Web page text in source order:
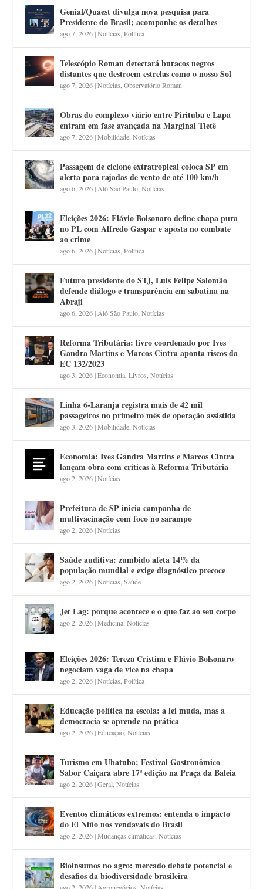
Genial/Quaest divulga nova pesquisa para
Presidente do Brasil; acompanhe os detalhes
ago 7, 2026|Notícias ,Política
Telescópio Roman detectará buracos negros
distantes que destroem estrelas como o nosso Sol
ago 7, 2026|Notícias ,Observatório Roman
Obras do complexo viário entre Pirituba e Lapa
entram em fase avançada na Marginal Tietê
ago 7, 2026|Mobilidade ,Notícias
Passagem de ciclone extratropical coloca SP em
alerta para rajadas de vento de até 100 km/h
ago 6, 2026| Alô São Paulo ,Notícias
Eleições 2026: Flávio Bolsonaro define chapa pura
no PL com Alfredo Gaspar e aposta no combate
ao crime
ago 6, 2026|Notícias ,Política
Futuro presidente do STJ, Luis Felipe Salomão
defende diálogo e transparência em sabatina na
Abraji
ago 6, 2026| Alô São Paulo ,Notícias
Reforma Tributária: livro coordenado por Ives
Gandra Martins e Marcos Cintra aponta riscos da
EC 132/2023
ago 3, 2026|Economia ,Livros ,Notícias
Linha 6-Laranja registra mais de 42 mil
passageiros no primeiro mês de operação assistida
ago 3, 2026|Mobilidade ,Notícias
Economia: Ives Gandra Martins e Marcos Cintra
lançam obra com críticas à Reforma Tributária
ago 2, 2026|Notícias
Prefeitura de SP inicia campanha de
multivacinação com foco no sarampo
ago 2, 2026|Notícias
Saúde auditiva: zumbido afeta 14% da
população mundial e exige diagnóstico precoce
ago 2, 2026|Notícias ,Saúde
Jet Lag: porque acontece e o que faz ao seu corpo
ago 2, 2026|Medicina ,Notícias
Eleições 2026: Tereza Cristina e Flávio Bolsonaro
negociam vaga de vice na chapa
ago 2, 2026|Notícias ,Política
Educação política na escola: a lei muda, mas a
democracia se aprende na prática
ago 2, 2026|Educação ,Notícias
Turismo em Ubatuba: Festival Gastronômico
Sabor Caiçara abre 17ª edição na Praça da Baleia
ago 2, 2026|Geral ,Notícias
Eventos climáticos extremos: entenda o impacto
do El Niño nos vendavais do Brasil
ago 2, 2026|Mudanças climáticas ,Notícias
Bioinsumos no agro: mercado debate potencial e
desafios da biodiversidade brasileira
ago 2, 2026| Agronegócios ,Notícias